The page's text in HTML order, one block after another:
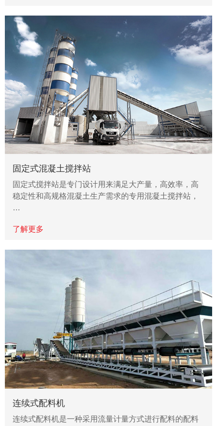
固定式混凝土搅拌站
固定式搅拌站是专门设计用来满足大产量，高效率，高
稳定性和高规格混凝土生产需求的专用混凝土搅拌站，
…
了解更多
连续式配料机
连续式配料机是一种采用流量计量方式进行配料的配料